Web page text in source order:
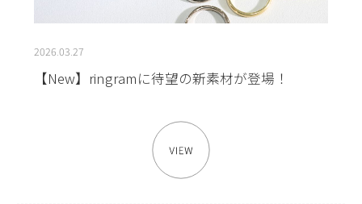
2026.03.27
【New】ringramに待望の新素材が登場！